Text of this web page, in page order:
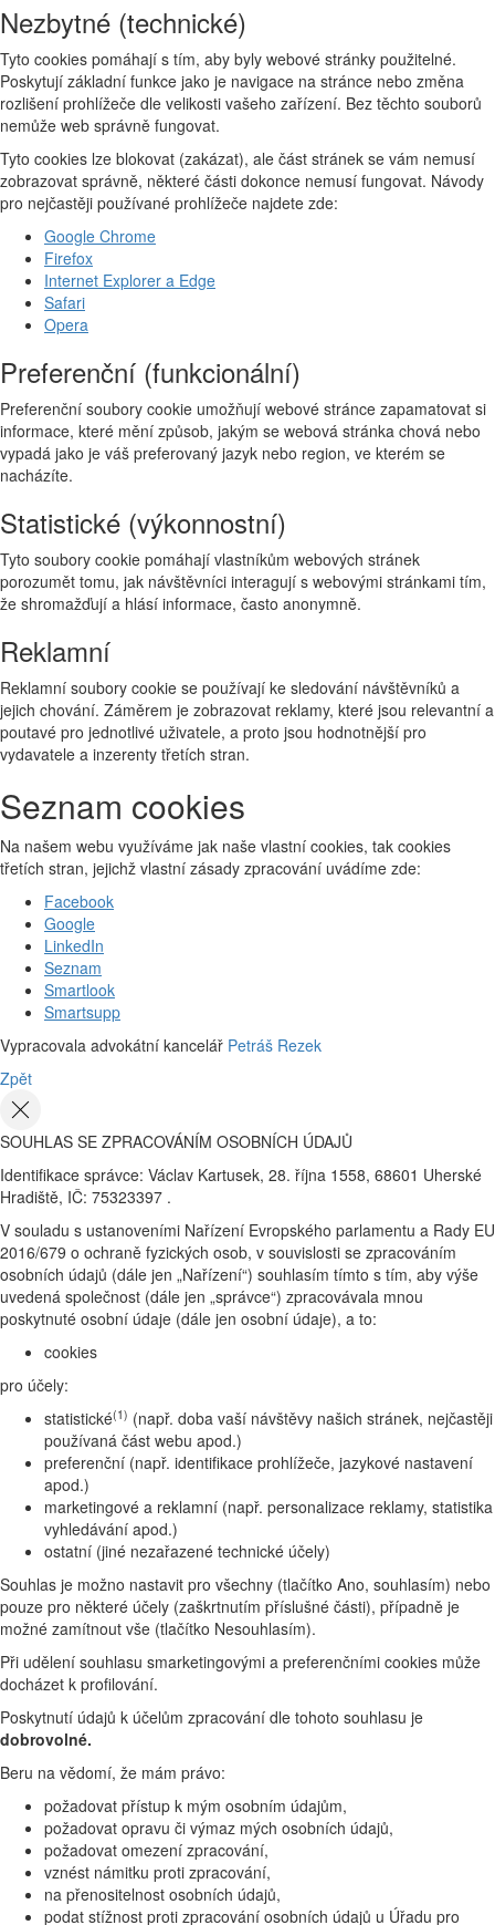
Nezbytné (technické)
Tyto cookies pomáhají s tím, aby byly webové stránky použitelné.
Poskytují základní funkce jako je navigace na stránce nebo změna
rozlišení prohlížeče dle velikosti vašeho zařízení. Bez těchto souborů
nemůže web správně fungovat.
Tyto cookies lze blokovat (zakázat), ale část stránek se vám nemusí
zobrazovat správně, některé části dokonce nemusí fungovat. Návody
pro nejčastěji používané prohlížeče najdete zde:
Google Chrome
Firefox
Internet Explorer a Edge
Safari
Opera
Preferenční (funkcionální)
Preferenční soubory cookie umožňují webové stránce zapamatovat si
informace, které mění způsob, jakým se webová stránka chová nebo
vypadá jako je váš preferovaný jazyk nebo region, ve kterém se
nacházíte.
Statistické (výkonnostní)
Tyto soubory cookie pomáhají vlastníkům webových stránek
porozumět tomu, jak návštěvníci interagují s webovými stránkami tím,
že shromažďují a hlásí informace, často anonymně.
Reklamní
Reklamní soubory cookie se používají ke sledování návštěvníků a
jejich chování. Záměrem je zobrazovat reklamy, které jsou relevantní a
poutavé pro jednotlivé uživatele, a proto jsou hodnotnější pro
vydavatele a inzerenty třetích stran.
Seznam cookies
Na našem webu využíváme jak naše vlastní cookies, tak cookies
třetích stran, jejichž vlastní zásady zpracování uvádíme zde:
Facebook
Google
LinkedIn
Seznam
Smartlook
Smartsupp
Vypracovala advokátní kancelář Petráš Rezek
Zpět
SOUHLAS SE ZPRACOVÁNÍM OSOBNÍCH ÚDAJŮ
Identifikace správce: Václav Kartusek, 28. října 1558, 68601 Uherské
Hradiště, IČ: 75323397 .
V souladu s ustanoveními Nařízení Evropského parlamentu a Rady EU
2016/679 o ochraně fyzických osob, v souvislosti se zpracováním
osobních údajů (dále jen „Nařízení“) souhlasím tímto s tím, aby výše
uvedená společnost (dále jen „správce“) zpracovávala mnou
poskytnuté osobní údaje (dále jen osobní údaje), a to:
cookies
pro účely:
statistické(1) (např. doba vaší návštěvy našich stránek, nejčastěji
používaná část webu apod.)
preferenční (např. identifikace prohlížeče, jazykové nastavení
apod.)
marketingové a reklamní (např. personalizace reklamy, statistika
vyhledávání apod.)
ostatní (jiné nezařazené technické účely)
Souhlas je možno nastavit pro všechny (tlačítko Ano, souhlasím) nebo
pouze pro některé účely (zaškrtnutím příslušné části), případně je
možné zamítnout vše (tlačítko Nesouhlasím).
Při udělení souhlasu smarketingovými a preferenčními cookies může
docházet k profilování.
Poskytnutí údajů k účelům zpracování dle tohoto souhlasu je
dobrovolné.
Beru na vědomí, že mám právo:
požadovat přístup k mým osobním údajům,
požadovat opravu či výmaz mých osobních údajů,
požadovat omezení zpracování,
vznést námitku proti zpracování,
na přenositelnost osobních údajů,
podat stížnost proti zpracování osobních údajů u Úřadu pro